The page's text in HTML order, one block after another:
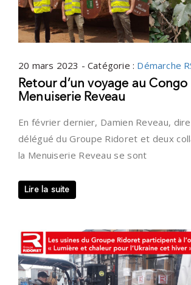
20 mars 2023 - Catégorie : Démarche
Retour d’un voyage au
Menuiserie Reveau
En février dernier, Damien Reveau,
délégué du Groupe Ridoret et deux
la Menuiserie Reveau se sont
Lire la suite